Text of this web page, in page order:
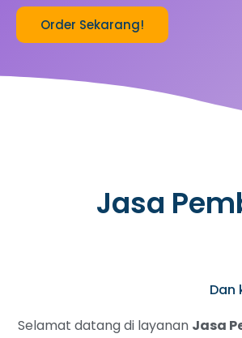
Order Sekarang!
Jasa
Dan
Selamat datang di layanan Jasa